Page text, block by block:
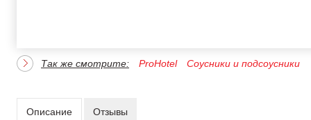
Так же смотрите: ProHotel Соусники и подсоусники
Описание Отзывы